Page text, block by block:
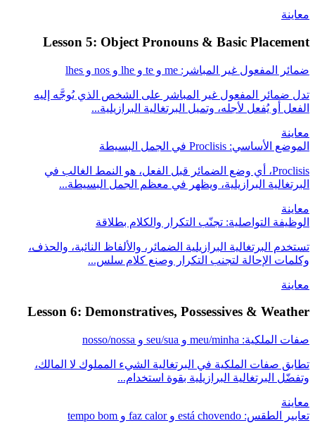
معاينة
Lesson 5: Object Pronouns & Basic Placement
ضمائر المفعول غير المباشر: me و te و lhe و nos و lhes
تدل ضمائر المفعول غير المباشر على الشخص الذي يُوجَّه إليه
الفعل أو يُفعل لأجله، وتميل البرتغالية البرازيلية...
معاينة
الموضع الأساسي: Proclisis في الجمل البسيطة
Proclisis، أي وضع الضمائر قبل الفعل، هو النمط الغالب في
البرتغالية البرازيلية، ويظهر في معظم الجمل البسيطة...
معاينة
الوظيفة التواصلية: تجنّب التكرار والكلام بطلاقة
تستخدم البرتغالية البرازيلية الضمائر، والألفاظ النائبة، والحذف،
وكلمات الإحالة لتجنب التكرار وصنع كلام سلس...
معاينة
Lesson 6: Demonstratives, Possessives & Weather
صفات الملكية: meu/minha و seu/sua و nosso/nossa
تطابق صفات الملكية في البرتغالية الشيء المملوك لا المالك،
وتفضّل البرتغالية البرازيلية بقوة استخدام...
معاينة
تعابير الطقس: está chovendo و faz calor و tempo bom